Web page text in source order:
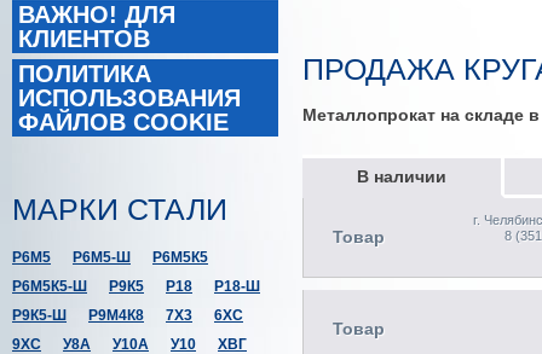
ПРОДАЖА
Металлопрокат на складе
В наличии
г.
8
Товар
Товар
ВАЖНО! ДЛЯ
КЛИЕНТОВ
ПОЛИТИКА
ИСПОЛЬЗОВАНИЯ
ФАЙЛОВ COOKIE
МАРКИ СТАЛИ
Р6М5 Р6М5-Ш
Р6М5К5
Р6М5К5-Ш
Р9К5 Р18
Р18-Ш
Р9К5-Ш
Р9М4К8 7Х3
6ХС
9ХС
У8А У10А У10
ХВГ